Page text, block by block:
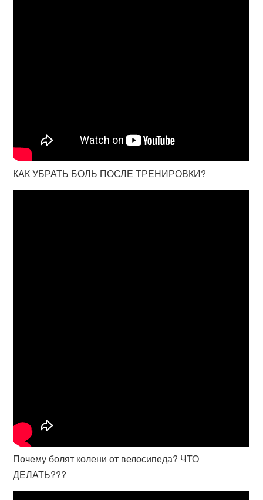
КАК УБРАТЬ БОЛЬ ПОСЛЕ ТРЕНИРОВКИ?
Почему болят колени от велосипеда? ЧТО
ДЕЛАТЬ???